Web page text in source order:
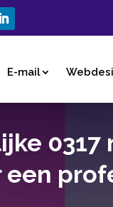
E-mail
0317
een